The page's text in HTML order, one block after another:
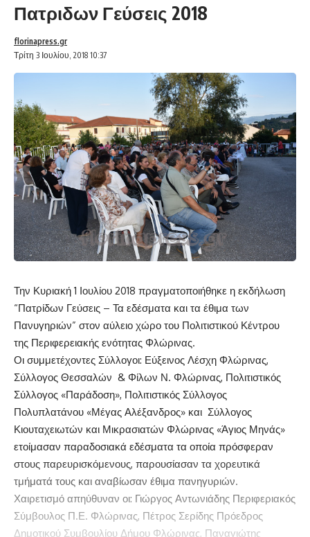
Πατριδων Γεύσεις 2018
Τρίτη 3 Ιουλίου, 2018 10:37
florinapress.gr
Την Κυριακή 1 Ιουλίου 2018 πραγματοποιήθηκε η εκδήλωση
“Πατρίδων Γεύσεις – Τα εδέσματα και τα έθιμα των
Πανυγηριών” στον αύλειο χώρο του Πολιτιστικού Κέντρου
της Περιφερειακής ενότητας Φλώρινας.
Οι συμμετέχοντες Σύλλογοι: Εύξεινος Λέσχη Φλώρινας,
Σύλλογος Θεσσαλών & Φίλων Ν. Φλώρινας, Πολιτιστικός
Σύλλογος «Παράδοση», Πολιτιστικός Σύλλογος
Πολυπλατάνου «Μέγας Αλέξανδρος» και Σύλλογος
Κιουταχειωτών και Μικρασιατών Φλώρινας «Άγιος Μηνάς»
ετοίμασαν παραδοσιακά εδέσματα τα οποία πρόσφεραν
στους παρευρισκόμενους, παρουσίασαν τα χορευτικά
τμήματά τους και αναβίωσαν έθιμα πανηγυριών.
Χαιρετισμό απηύθυναν οι: Γιώργος Αντωνιάδης Περιφεριακός
Σύμβουλος Π.Ε. Φλώρινας, Πέτρος Σερίδης Πρόεδρος
Δημοτικού Συμβουλίου Δήμου Φλώρινας, Παναγιώτης